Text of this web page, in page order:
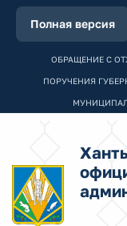
Полная версия
ОБРАЩЕНИЕ С
ПОРУЧЕНИЯ